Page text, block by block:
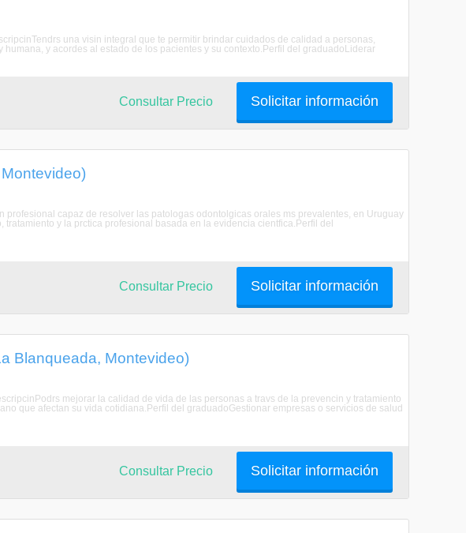
una visin integral que te permitir brindar cuidados de calidad a personas,
y acordes al estado de los pacientes y su contexto.Perfil del graduadoLiderar
Solicitar información
Consultar Precio
profesional capaz de resolver las patologas odontolgicas orales ms prevalentes, en Uruguay
y la prctica profesional basada en la evidencia cientfica.Perfil del
Solicitar información
Consultar Precio
Blanqueada, Montevideo)
mejorar la calidad de vida de las personas a travs de la prevencin y tratamiento
que afectan su vida cotidiana.Perfil del graduadoGestionar empresas o servicios de salud
Solicitar información
Consultar Precio